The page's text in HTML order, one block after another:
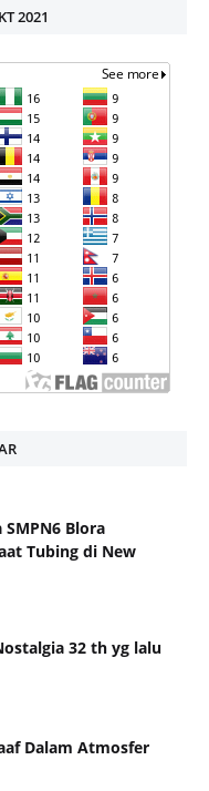
2021
Blora
Tubing di New
32 th yg lalu
Dalam Atmosfer